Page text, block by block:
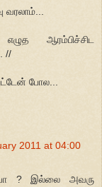
வரலாம்...
ஆரம்பிச்சிட
//
போல...
2011 at 04:00
? இல்லை அவரு